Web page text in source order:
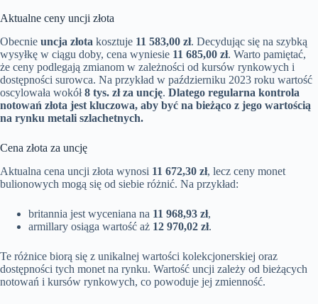
Aktualne ceny uncji złota
Obecnie uncja złota kosztuje 11 583,00 zł. Decydując się na szybką
wysyłkę w ciągu doby, cena wyniesie 11 685,00 zł. Warto pamiętać,
że ceny podlegają zmianom w zależności od kursów rynkowych i
dostępności surowca. Na przykład w październiku 2023 roku wartość
oscylowała wokół8 tys. zł za uncję. Dlatego regularna kontrola
notowań złota jest kluczowa, aby być na bieżąco z jego wartością
na rynku metali szlachetnych.
Cena złota za uncję
Aktualna cena uncji złota wynosi 11 672,30 zł, lecz ceny monet
bulionowych mogą się od siebie różnić. Na przykład:
britannia jest wyceniana na 11 968,93 zł,
armillary osiąga wartość aż 12 970,02 zł.
Te różnice biorą się z unikalnej wartości kolekcjonerskiej oraz
dostępności tych monet na rynku. Wartość uncji zależy od bieżących
notowań i kursów rynkowych, co powoduje jej zmienność.